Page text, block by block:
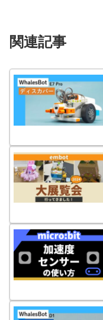
関連記事